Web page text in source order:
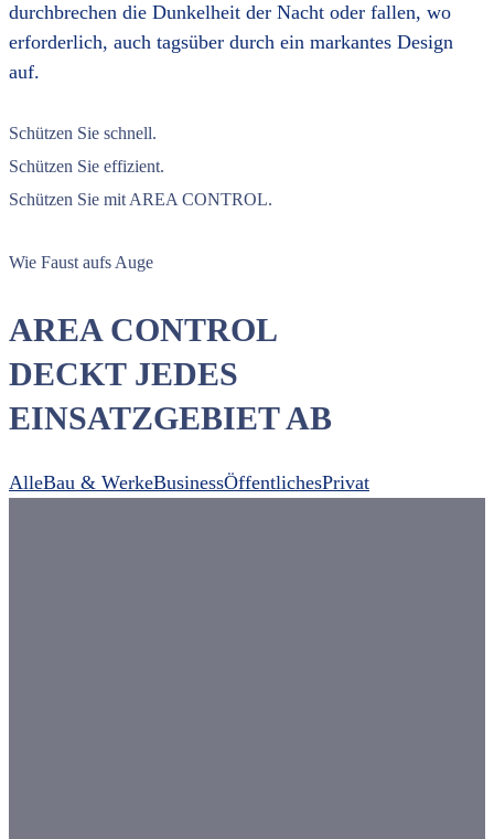
durchbrechen die Dunkelheit der Nacht oder fallen, wo
erforderlich, auch tagsüber durch ein markantes Design
auf.
Schützen Sie schnell.
Schützen Sie effizient.
Schützen Sie mit AREA CONTROL.
Wie Faust aufs Auge
AREA CONTROL
DECKT JEDES
EINSATZGEBIET AB
AlleBau & WerkeBusinessÖffentlichesPrivat